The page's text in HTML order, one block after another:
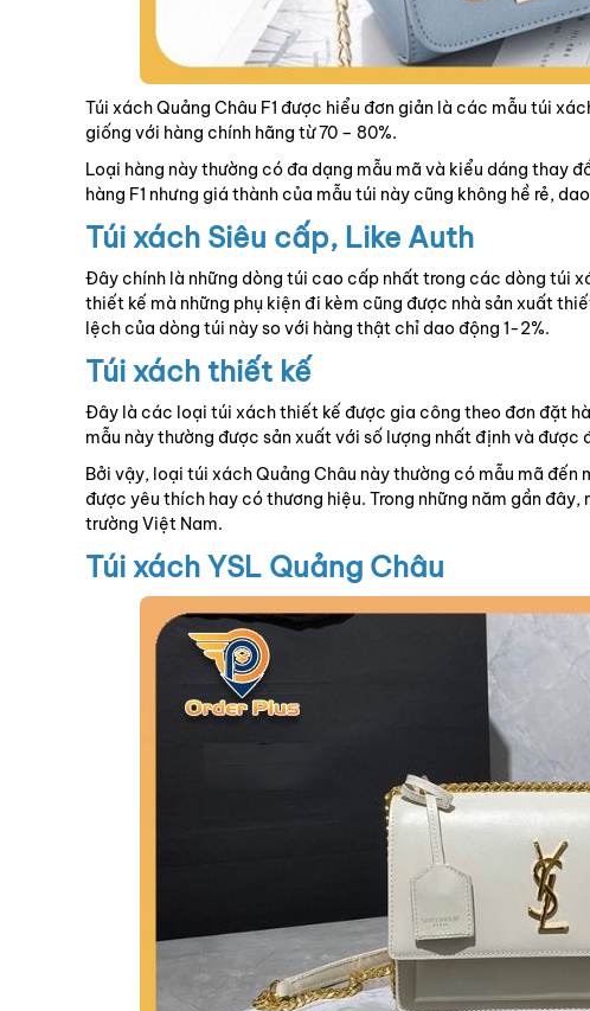
Túi xách Quảng Châu F1 được hiểu đơn giản là các mẫu túi
giống với hàng chính hãng từ 70 – 80%.
Loại hàng này thường có đa dạng mẫu mã và kiểu dáng thay
hàng F1 nhưng giá thành của mẫu túi này cũng không hề rẻ,
Túi xách Siêu cấp, Like Auth
Đây chính là những dòng túi cao cấp nhất trong các dòng túi
thiết kế mà những phụ kiện đi kèm cũng được nhà sản xuất
lệch của dòng túi này so với hàng thật chỉ dao động 1-2%.
Túi xách thiết kế
Đây là các loại túi xách thiết kế được gia công theo đơn đặt
mẫu này thường được sản xuất với số lượng nhất định và được
Bởi vậy, loại túi xách Quảng Châu này thường có mẫu mã
được yêu thích hay có thương hiệu. Trong những năm gần
trường Việt Nam.
Túi xách YSL Quảng Châu